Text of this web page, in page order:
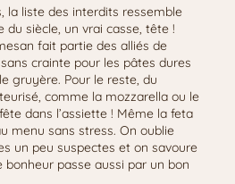
la liste des interdits ressemble
du siècle, un vrai casse, tête !
fait partie des alliés de
crainte pour les pâtes dures
gruyère. Pour le reste, du
comme la mozzarella ou le
dans l’assiette ! Même la feta
menu sans stress. On oublie
un peu suspectes et on savoure
bonheur passe aussi par un bon